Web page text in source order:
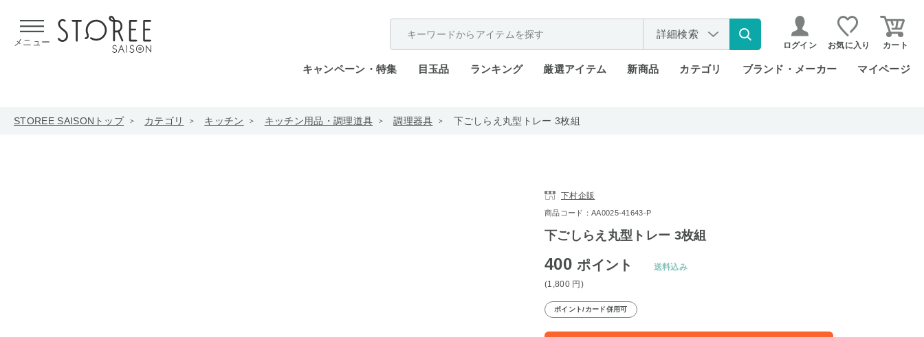
メニュー
詳細検索
ログイン お気に入り カート
キャンペーン・特集 目玉品 ランキング 厳選アイテム 新商品 カテゴリ ブランド・メーカー マイページ
STOREE SAISONトップ カテゴリ キッチン キッチン用品・調理道具 調理器具 下ごしらえ丸型トレー 3枚組
下村企販
商品コード：AA0025-41643-P
下ごしらえ丸型トレー 3枚組
400ポイント
(1,800 円 )
送料込み
ポイント/カード併用可